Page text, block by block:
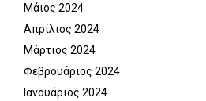
Μάιος 2024
Απρίλιος 2024
Μάρτιος 2024
Φεβρουάριος 2024
Ιανουάριος 2024